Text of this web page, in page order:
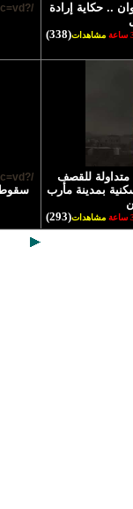
.. حكاية إرادة
مشاهدات(338)
/?no=127484&ac=vd >
للقصف
بمدينة مأرب
مشاهدات(293)
/?no=127481&ac=vd >
سقوط